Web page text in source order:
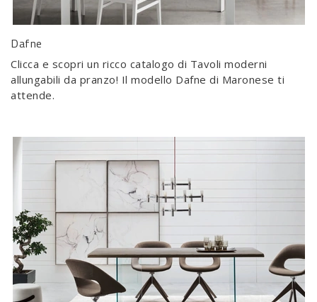
Dafne
Clicca e scopri un ricco catalogo di Tavoli moderni
allungabili da pranzo! Il modello Dafne di Maronese ti
attende.